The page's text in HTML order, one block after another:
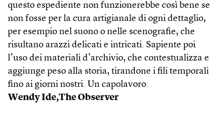
questo espediente non funzionerebbe così bene se
non fosse per la cura artigianale di ogni dettaglio,
per esempio nel suono o nelle scenografie, che
risultano arazzi delicati e intricati. Sapiente poi
l’uso dei materiali d’archivio, che contestualizza e
aggiunge peso alla storia, tirandone i fili temporali
fino ai giorni nostri. Un capolavoro.
Wendy Ide,The Observer